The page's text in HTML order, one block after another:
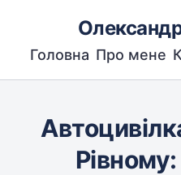
Головна Про мене